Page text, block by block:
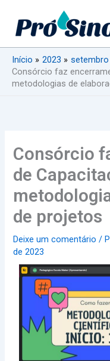
conteúdo
Início
2023 setembro
Consórcio faz
metodologias de
Consórcio
de
de projetos
Deixe um comentário /
de 2023